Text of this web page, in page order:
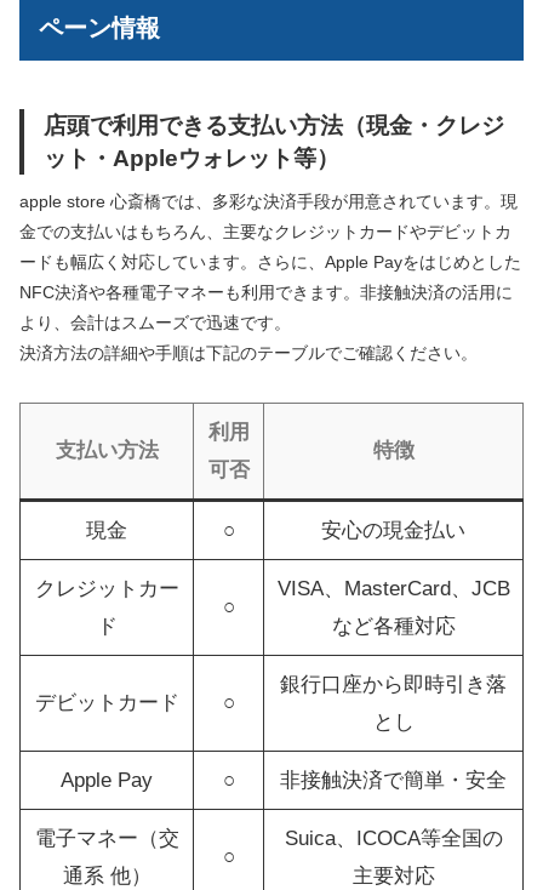
ペーン情報
店頭で利用できる支払い方法（現金・クレジ
ット・Appleウォレット等）
apple store 心斎橋では、多彩な決済手段が用意されています。現
金での支払いはもちろん、主要なクレジットカードやデビットカ
ードも幅広く対応しています。さらに、Apple Payをはじめとした
NFC決済や各種電子マネーも利用できます。非接触決済の活用に
より、会計はスムーズで迅速です。
決済方法の詳細や手順は下記のテーブルでご確認ください。
支払い方法
利用
可否
特徴
現金 ○ 安心の現金払い
クレジットカー
ド
○
VISA、MasterCard、JCB
など各種対応
デビットカード ○
銀行口座から即時引き落
とし
Apple Pay ○ 非接触決済で簡単・安全
電子マネー（交
通系 他）
○
Suica、ICOCA等全国の
主要対応